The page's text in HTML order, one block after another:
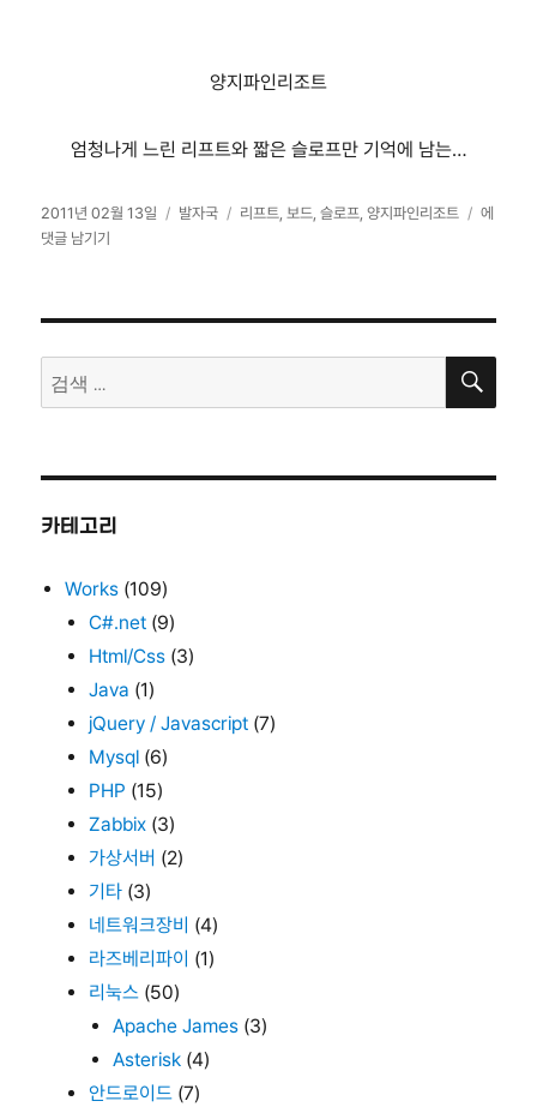
양지파인리조트
엄청나게 느린 리프트와 짧은 슬로프만 기억에 남는…
작
성
2011년 02월 13일
카
발자국
태
리프트 보드 ,슬로프 ,양지파인리조트
2
날…
양
지
에
댓글 남기기
색:
검
카테고리
Works (109)
C#.net (9)
Html/Css (3)
Java (1)
jQuery / Javascript (7)
Mysql (6)
PHP (15)
Zabbix (3)
가상서버 (2)
기타 (3)
네트워크장비 (4)
라즈베리파이 (1)
리눅스 (50)
Apache James (3)
Asterisk (4)
안드로이드 (7)